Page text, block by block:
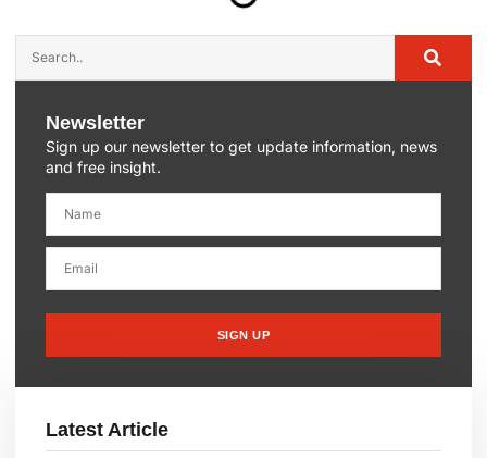
Newsletter
Sign up our newsletter to get update information, news
and free insight.
SIGN UP
Latest Article